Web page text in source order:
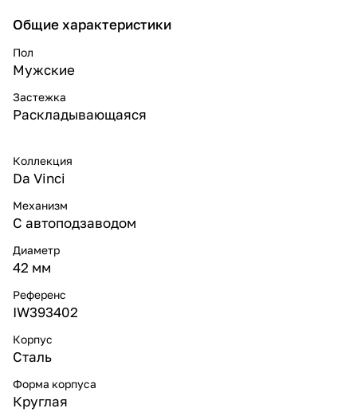
Общие характеристики
Пол
Мужские
Застежка
Раскладывающаяся
Коллекция
Da Vinci
Механизм
С автоподзаводом
Диаметр
42 мм
Референс
IW393402
Корпус
Сталь
Форма корпуса
Круглая